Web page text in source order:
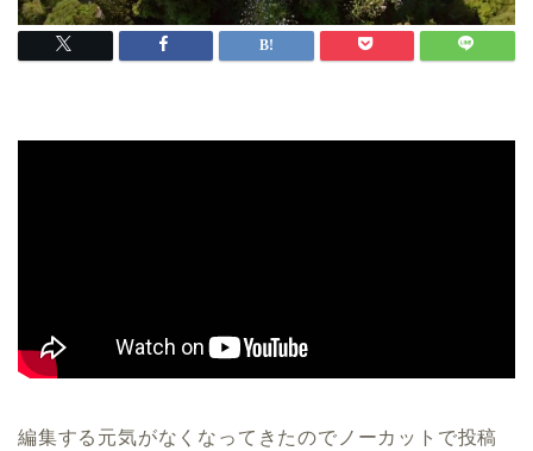
編集する元気がなくなってきたのでノーカットで投稿